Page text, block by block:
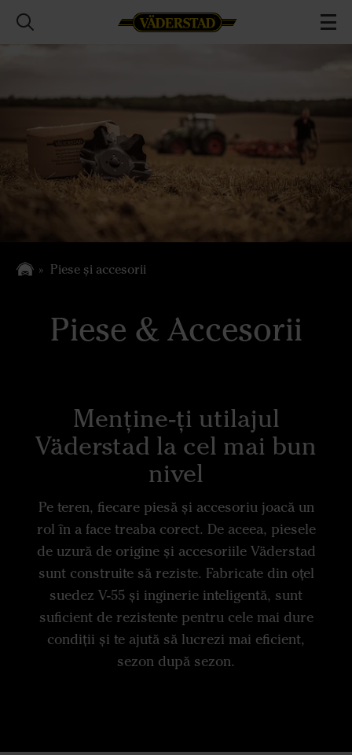
Piese și accesorii
Piese & Accesorii
Menține-ți utilajul
Väderstad la cel mai bun
nivel
Pe teren, fiecare piesă și accesoriu joacă un
rol în a face treaba corect. De aceea, piesele
de uzură de origine și accesoriile Väderstad
sunt construite să reziste. Fabricate din oțel
suedez V-55 și inginerie inteligentă, sunt
suficient de rezistente pentru cele mai dure
condiții și te ajută să lucrezi mai eficient,
sezon după sezon.